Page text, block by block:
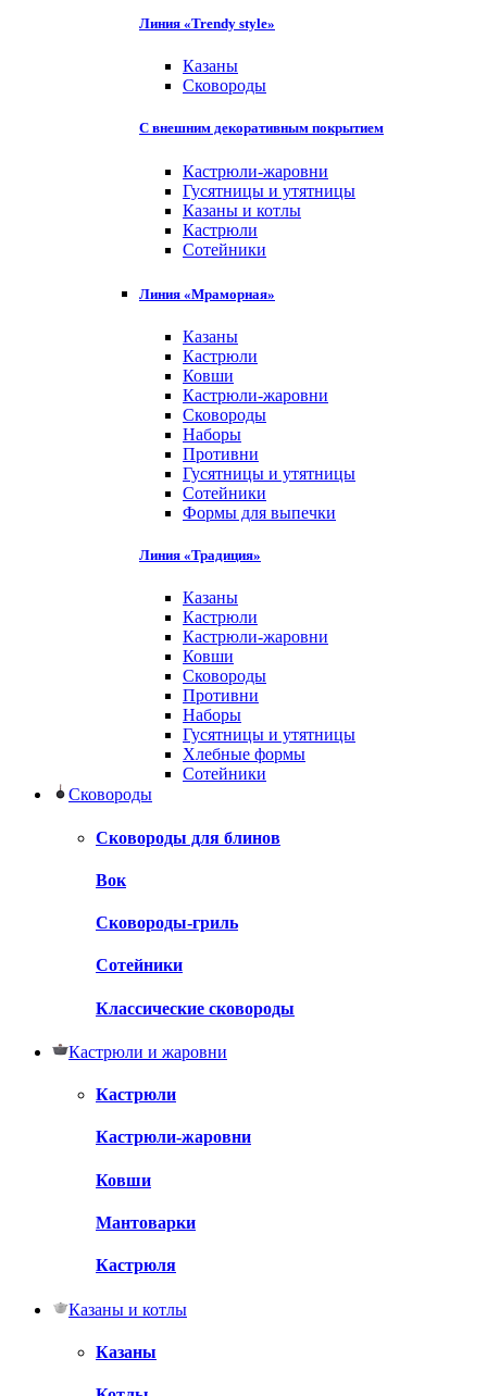
Линия «Trendy style»
Казаны
Сковороды
С внешним декоративным покрытием
Кастрюли-жаровни
Гусятницы и утятницы
Казаны и котлы
Кастрюли
Сотейники
Линия «Мраморная»
Казаны
Кастрюли
Ковши
Кастрюли-жаровни
Сковороды
Наборы
Противни
Гусятницы и утятницы
Сотейники
Формы для выпечки
Линия «Традиция»
Казаны
Кастрюли
Кастрюли-жаровни
Ковши
Сковороды
Противни
Наборы
Гусятницы и утятницы
Хлебные формы
Сотейники
Сковороды
Сковороды для блинов
Вок
Сковороды-гриль
Сотейники
Классические сковороды
Кастрюли и жаровни
Кастрюли
Кастрюли-жаровни
Ковши
Мантоварки
Кастрюля
Казаны и котлы
Казаны